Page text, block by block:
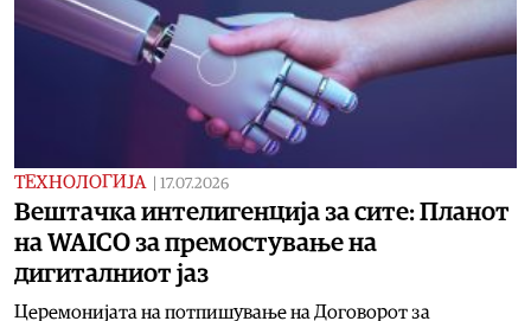
ТЕХНОЛОГИЈА 17.07.2026
Вештачка интелигенција за сите: Планот
на WAICO за премостување на
дигиталниот јаз
Церемонијата на потпишување на Договорот за